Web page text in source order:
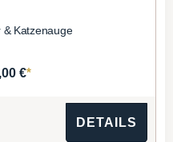
& Katzenauge
€*
DETAILS